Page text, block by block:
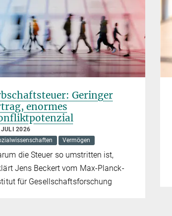
Geringer
enormes
JULI 2026
Vermögen
die Steuer so umstritten ist,
Jens Beckert vom Max-Planck-
für Gesellschaftsforschung